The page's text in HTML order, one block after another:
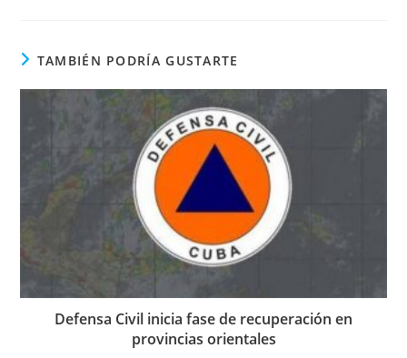
TAMBIÉN PODRÍA GUSTARTE
Defensa Civil inicia fase de recuperación en
provincias orientales